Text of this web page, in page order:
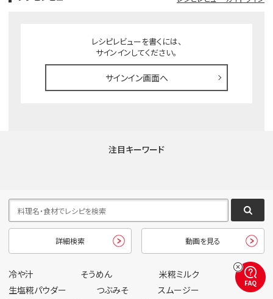
レシピレビューを書くには、
サインインしてください。
サインイン画面へ
注目キーワード
詳細検索 動画を見る
冷や汁 そうめん
米糀ミルク
生塩糀パウダー
つぶみそ
スムージー
FAQ